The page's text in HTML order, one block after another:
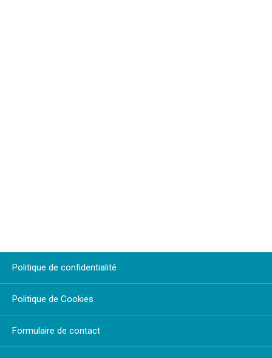
Politique de confidentialité
Politique de Cookies
Formulaire de contact